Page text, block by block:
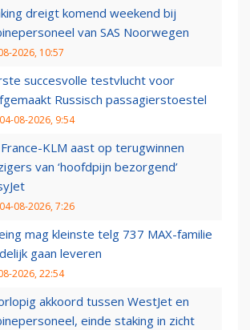
dreigt komend weekend bij
van SAS Noorwegen
2026, 10:57
succesvolle testvlucht voor
Russisch passagierstoestel
04-08-2026, 9:54
KLM aast op terugwinnen
van ‘hoofdpijn bezorgend’
04-08-2026, 7:26
mag kleinste telg 737 MAX-familie
gaan leveren
2026, 22:54
akkoord tussen WestJet en
einde staking in zicht